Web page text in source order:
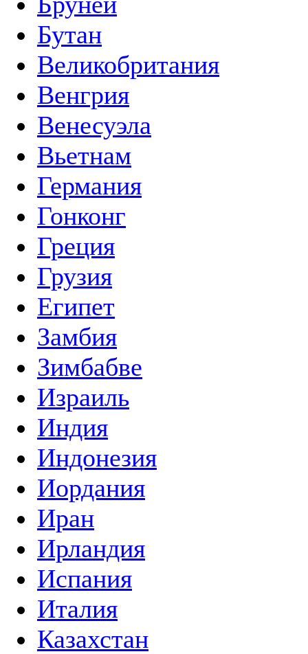
Бутан
Великобритания
Венгрия
Венесуэла
Вьетнам
Германия
Гонконг
Греция
Грузия
Египет
Замбия
Зимбабве
Израиль
Индия
Индонезия
Иордания
Иран
Ирландия
Испания
Италия
Казахстан